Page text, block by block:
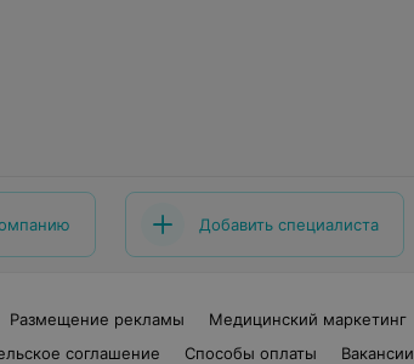
Добавить специалиста
Размещение рекламы
Медицинский маркетинг
соглашение Способы оплаты Вакансии